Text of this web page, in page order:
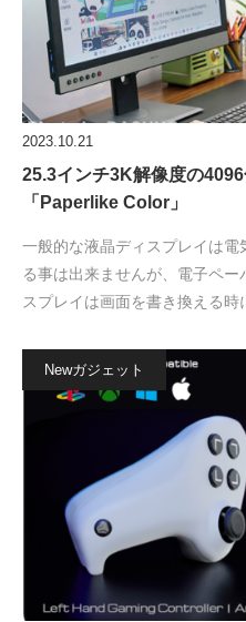
2023.10.21
25.3インチ3K解像度の
「Paperlike Color」
一般的な液晶ディスプレイは
る事は出来ませんが、電子ペ
スプレイは画面を書き換える時
Newガジェット